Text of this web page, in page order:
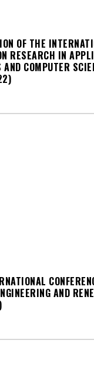
OF THE
RESEARCH IN
COMPUTER
AND